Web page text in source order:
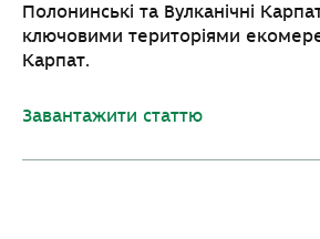
Полонинські та Вулканічні
ключовими територіями
Карпат.
Завантажити статтю